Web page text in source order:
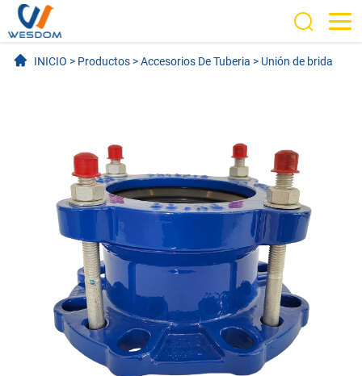
INICIO > Productos >Accesorios De Tuberia > Unión de brida